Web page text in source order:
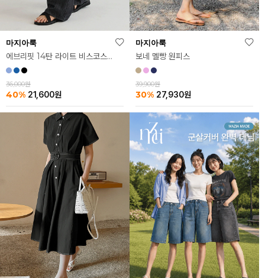
마지아룩
에브리핏 14탄 라이트 비스코스 쿨 워싱 데님 팬츠
36,000원
40% 21,600원
마지아룩
보네 멜빵 원피스
39,900원
30% 27,930원